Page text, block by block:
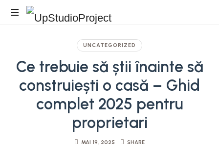
UNCATEGORIZED
Ce trebuie să știi înainte să
construiești o casă – Ghid
complet 2025 pentru
proprietari
MAI 19, 2025 SHARE